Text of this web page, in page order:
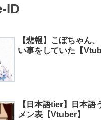
ID
【悲報】こぼちゃん
い事をしていた【
【日本語tier】日本語
メン表【Vtuber】